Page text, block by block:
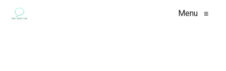
Menu ≡